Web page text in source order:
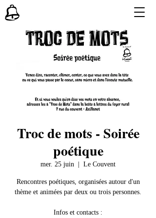
Troc de mots - Soirée
poétique
mer. 25 juin Le Couvent
Rencontres poétiques, organisées autour d'un
thème et animées par deux ou trois personnes.
​Infos et contacts :